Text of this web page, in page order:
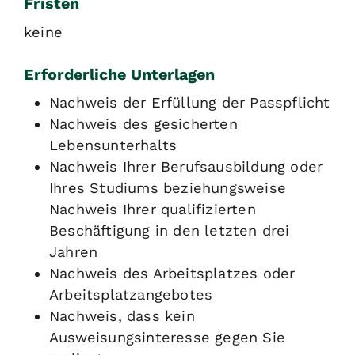
Fristen
keine
Erforderliche Unterlagen
Nachweis der Erfüllung der Passpflicht
Nachweis des gesicherten
Lebensunterhalts
Nachweis Ihrer Berufsausbildung oder
Ihres Studiums beziehungsweise
Nachweis Ihrer qualifizierten
Beschäftigung in den letzten drei
Jahren
Nachweis des Arbeitsplatzes oder
Arbeitsplatzangebotes
Nachweis, dass kein
Ausweisungsinteresse gegen Sie